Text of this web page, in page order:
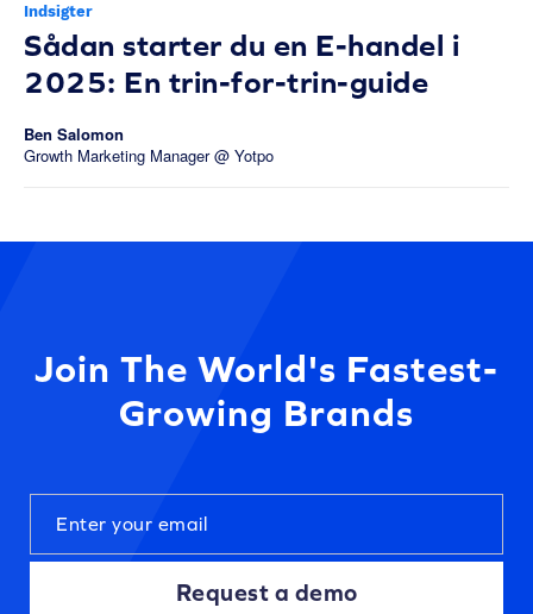
Indsigter
Sådan starter du en E-handel i
2025: En trin-for-trin-guide
Ben Salomon
Growth Marketing Manager @ Yotpo
Join The World's Fastest-
Growing Brands
Request a demo